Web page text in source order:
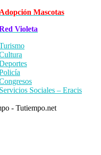
Adopción Mascotas
Violeta
Servicios Sociales – Eracis
- Tutiempo.net